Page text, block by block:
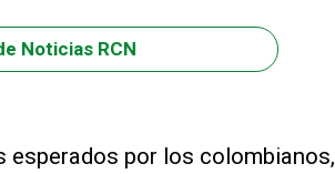
Noticias RCN
esperados por los colombianos,